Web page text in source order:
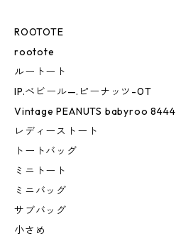
ROOTOTE
rootote
ルートート
IP.べビール—.ピーナッツ-0T
Vintage PEANUTS babyroo 8444
レディーストート
トートバッグ
ミニトート
ミニバッグ
サブバッグ
小さめ